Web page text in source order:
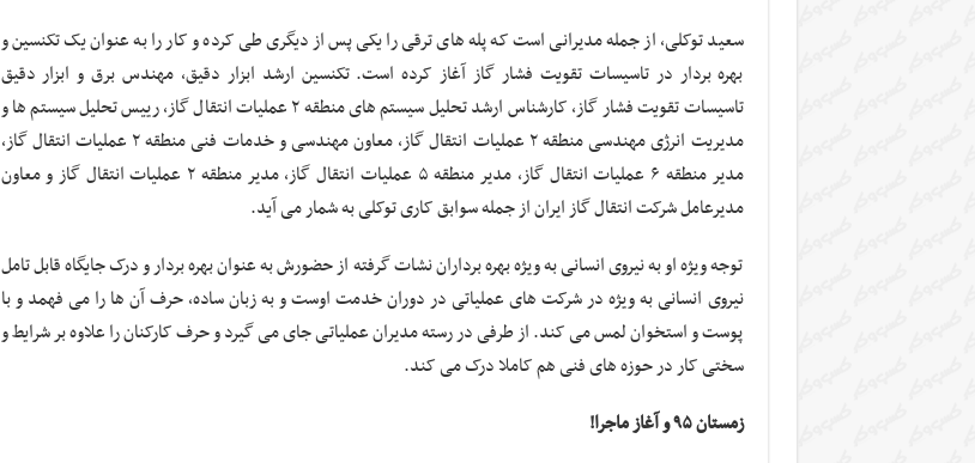
سعید توکلی، از جمله مدیرانی است که پله های ترقی را یکی پس از دیگری طی کرده و کار را به عنوان یک تکنسین و
بهره بردار در تاسیسات تقویت فشار گاز آغاز کرده است. تکنسین ارشد ابزار دقیق، مهندس برق و ابزار دقیق
تاسیسات تقویت فشار گاز، کارشناس ارشد تحلیل سیستم های منطقه ۲ عملیات انتقال گاز، رییس تحلیل سیستم ها و
مدیریت انرژی مهندسی منطقه ۲ عملیات انتقال گاز، معاون مهندسی و خدمات فنی منطقه ۲ عملیات انتقال گاز،
مدیر منطقه ۶ عملیات انتقال گاز، مدیر منطقه ۵ عملیات انتقال گاز، مدیر منطقه ۲ عملیات انتقال گاز و معاون
مدیرعامل شرکت انتقال گاز ایران از جمله سوابق کاری توکلی به شمار می آید.
توجه ویژه او به نیروی انسانی به ویژه بهره برداران نشات گرفته از حضورش به عنوان بهره بردار و درک جایگاه قابل تامل
نیروی انسانی به ویژه در شرکت های عملیاتی در دوران خدمت اوست و به زبان ساده، حرف آن ها را می فهمد و با
پوست و استخوان لمس می کند. از طرفی در رسته مدیران عملیاتی جای می گیرد و حرف کارکنان را علاوه بر شرایط و
سختی کار در حوزه های فنی هم کاملا درک می کند.
زمستان ۹۵ و آغاز ماجرا!